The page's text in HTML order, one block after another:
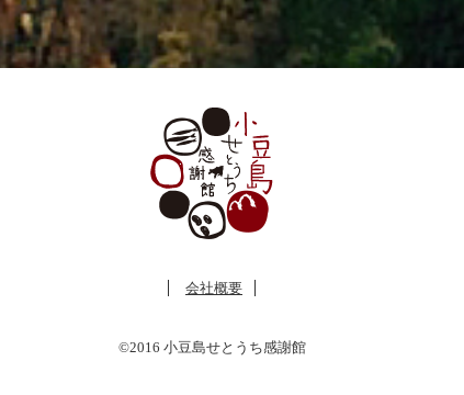
会社概要
©2016 小豆島せとうち感謝館